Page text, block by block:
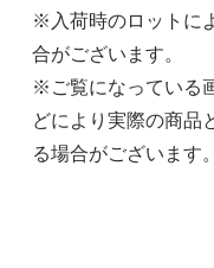
※入荷時のロットに
合がございます。
※ご覧になっている
どにより実際の商品
る場合がございます。